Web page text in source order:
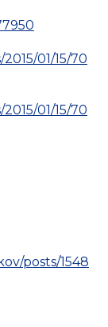
01/15/70
01/15/70
posts/1548